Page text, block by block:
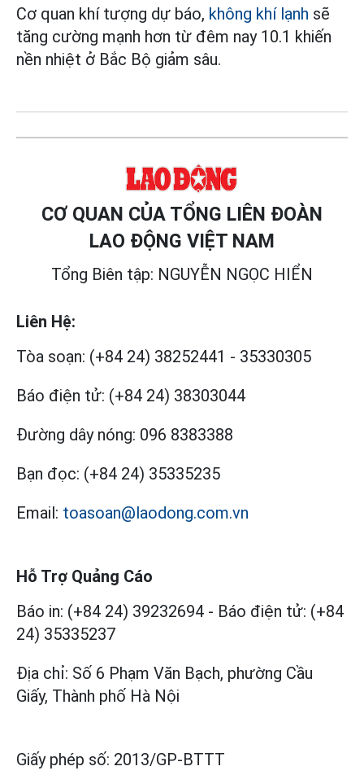
Cơ quan khí tượng dự báo, không khí lạnh sẽ
tăng cường mạnh hơn từ đêm nay 10.1 khiến
nền nhiệt ở Bắc Bộ giảm sâu.
CƠ QUAN CỦA TỔNG LIÊN ĐOÀN
LAO ĐỘNG VIỆT NAM
Tổng Biên tập: NGUYỄN NGỌC HIỂN
Liên Hệ:
Tòa soạn: (+84 24) 38252441 - 35330305
Báo điện tử: (+84 24) 38303044
Đường dây nóng: 096 8383388
Bạn đọc: (+84 24) 35335235
Email: toasoan@laodong.com.vn
Hỗ Trợ Quảng Cáo
Báo in: (+84 24) 39232694 - Báo điện tử: (+84
24) 35335237
Địa chỉ: Số 6 Phạm Văn Bạch, phường Cầu
Giấy, Thành phố Hà Nội
Giấy phép số: 2013/GP-BTTT